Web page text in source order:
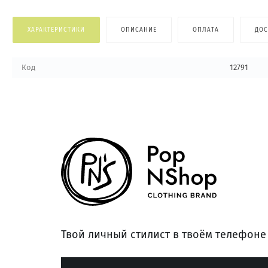
ХАРАКТЕРИСТИКИ ОПИСАНИЕ ОПЛАТА
Код 12791
Твой личный стилист в твоём телефоне